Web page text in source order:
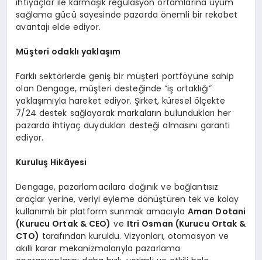
sağlama gücü sayesinde pazarda önemli bir rekabet
avantajı elde ediyor.
Müşteri odaklı yaklaşım
Farklı sektörlerde geniş bir müşteri portföyüne sahip
olan Dengage, müşteri desteğinde “iş ortaklığı”
yaklaşımıyla hareket ediyor. Şirket, küresel ölçekte
7/24 destek sağlayarak markaların bulundukları her
pazarda ihtiyaç duydukları desteği almasını garanti
ediyor.
Kuruluş Hikâyesi
Dengage, pazarlamacılara dağınık ve bağlantısız
araçlar yerine, veriyi eyleme dönüştüren tek ve kolay
kullanımlı bir platform sunmak amacıyla Aman Dotani
(Kurucu Ortak & CEO) ve Itri Osman (Kurucu Ortak &
CTO) tarafından kuruldu. Vizyonları, otomasyon ve
akıllı karar mekanizmalarıyla pazarlama